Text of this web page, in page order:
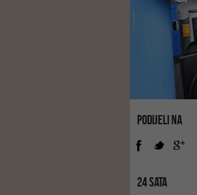
PODIJELI NA
24 SATA